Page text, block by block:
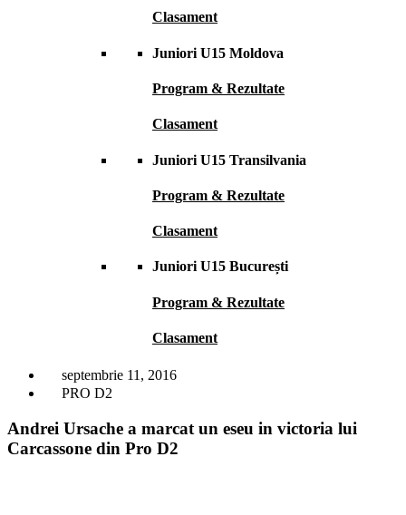
Clasament
Juniori U15 Moldova
Program & Rezultate
Clasament
Juniori U15 Transilvania
Program & Rezultate
Clasament
Juniori U15 București
Program & Rezultate
Clasament
septembrie 11, 2016
PRO D2
Andrei Ursache a marcat un eseu in victoria lui
Carcassone din Pro D2